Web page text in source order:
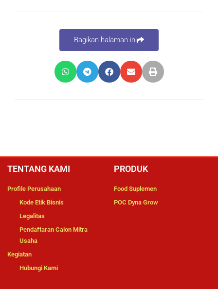
Bagikan halaman ini
TENTANG KAMI
Profile Perusahaan
Kode Etik Bisnis
Legalitas
Pendaftaran Calon Mitra
Usaha
Kegiatan
Hubungi Kami
PRODUK
Food Suplemen
POC Dyna Grow